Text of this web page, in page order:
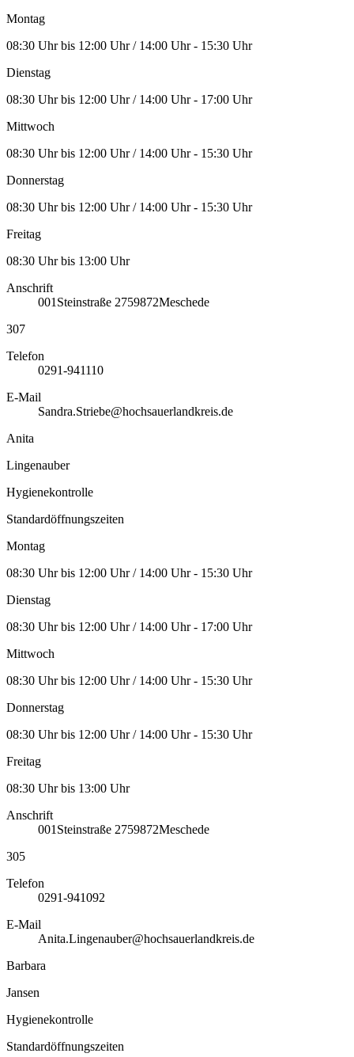
Montag
08:30 Uhr bis 12:00 Uhr / 14:00 Uhr - 15:30 Uhr
Dienstag
08:30 Uhr bis 12:00 Uhr / 14:00 Uhr - 17:00 Uhr
Mittwoch
08:30 Uhr bis 12:00 Uhr / 14:00 Uhr - 15:30 Uhr
Donnerstag
08:30 Uhr bis 12:00 Uhr / 14:00 Uhr - 15:30 Uhr
Freitag
08:30 Uhr bis 13:00 Uhr
Anschrift
001 Steinstraße 2759872Meschede
307
Telefon
0291-941110
E-Mail
Sandra.Striebe@hochsauerlandkreis.de
Anita
Lingenauber
Hygienekontrolle
Standardöffnungszeiten
Montag
08:30 Uhr bis 12:00 Uhr / 14:00 Uhr - 15:30 Uhr
Dienstag
08:30 Uhr bis 12:00 Uhr / 14:00 Uhr - 17:00 Uhr
Mittwoch
08:30 Uhr bis 12:00 Uhr / 14:00 Uhr - 15:30 Uhr
Donnerstag
08:30 Uhr bis 12:00 Uhr / 14:00 Uhr - 15:30 Uhr
Freitag
08:30 Uhr bis 13:00 Uhr
Anschrift
001 Steinstraße 2759872Meschede
305
Telefon
0291-941092
E-Mail
Anita.Lingenauber@hochsauerlandkreis.de
Barbara
Jansen
Hygienekontrolle
Standardöffnungszeiten